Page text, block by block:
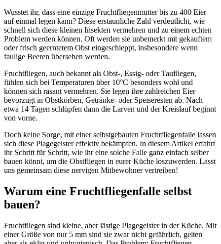
Wusstet ihr, dass eine einzige Fruchtfliegenmutter bis zu 400 Eier
auf einmal legen kann? Diese erstaunliche Zahl verdeutlicht, wie
schnell sich diese kleinen Insekten vermehren und zu einem echten
Problem werden können. Oft werden sie unbemerkt mit gekauftem
oder frisch geerntetem Obst eingeschleppt, insbesondere wenn
faulige Beeren übersehen werden.
Fruchtfliegen, auch bekannt als Obst-, Essig- oder Taufliegen,
fühlen sich bei Temperaturen über 10°C besonders wohl und
können sich rasant vermehren. Sie legen ihre zahlreichen Eier
bevorzugt in Obstkörben, Getränke- oder Speiseresten ab. Nach
etwa 14 Tagen schlüpfen dann die Larven und der Kreislauf beginnt
von vorne.
Doch keine Sorge, mit einer selbstgebauten Fruchtfliegenfalle lassen
sich diese Plagegeister effektiv bekämpfen. In diesem Artikel erfahrt
ihr Schritt für Schritt, wie ihr eine solche Falle ganz einfach selber
bauen könnt, um die Obstfliegen in eurer Küche loszuwerden. Lasst
uns gemeinsam diese nervigen Mitbewohner vertreiben!
Warum eine Fruchtfliegenfalle selbst
bauen?
Fruchtfliegen sind kleine, aber lästige Plagegeister in der Küche. Mit
einer Größe von nur 5 mm sind sie zwar nicht gefährlich, gelten